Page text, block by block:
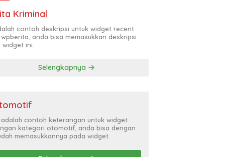
Kriminal
contoh deskripsi untuk widget recent
anda bisa memasukkan deskripsi
widget ini.
Selengkapnya
adalah contoh keterangan untuk widget
kategori otomotif, anda bisa dengan
memasukkannya pada widget.